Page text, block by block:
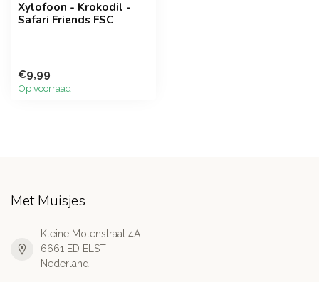
Xylofoon - Krokodil -
Safari Friends FSC
€9,99
Op voorraad
Met Muisjes
Kleine Molenstraat 4A
6661 ED ELST
Nederland